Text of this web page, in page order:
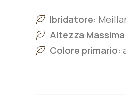
Ibridatore:
Altezza
Colore primario: